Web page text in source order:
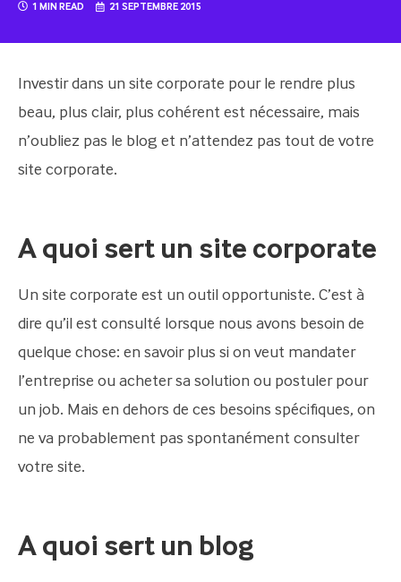
1 MIN READ 21 SEPTEMBRE 2015
Investir dans un site corporate pour le rendre plus
beau, plus clair, plus cohérent est nécessaire, mais
n’oubliez pas le blog et n’attendez pas tout de votre
site corporate.
A quoi sert un site corporate
Un site corporate est un outil opportuniste. C’est à
dire qu’il est consulté lorsque nous avons besoin de
quelque chose: en savoir plus si on veut mandater
l’entreprise ou acheter sa solution ou postuler pour
un job. Mais en dehors de ces besoins spécifiques, on
ne va probablement pas spontanément consulter
votre site.
A quoi sert un blog